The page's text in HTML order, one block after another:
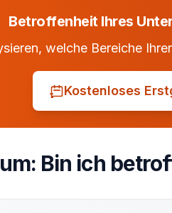
Betroffenheit Ihres
welche Bereiche
Kostenloses
Bin ich